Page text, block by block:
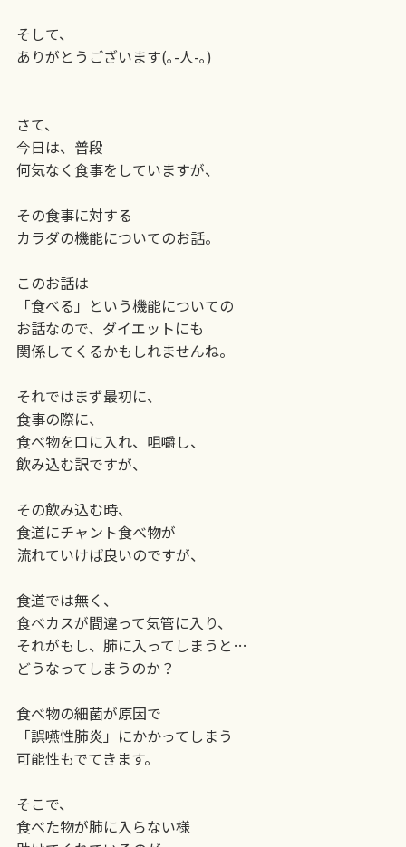
そして、
ありがとうございます(｡-人-｡)
さて、
今日は、普段
何気なく食事をしていますが、
その食事に対する
カラダの機能についてのお話。
このお話は
「食べる」という機能についての
お話なので、ダイエットにも
関係してくるかもしれませんね。
それではまず最初に、
食事の際に、
食べ物を口に入れ、咀嚼し、
飲み込む訳ですが、
その飲み込む時、
食道にチャント食べ物が
流れていけば良いのですが、
食道では無く、
食べカスが間違って気管に入り、
それがもし、肺に入ってしまうと…
どうなってしまうのか？
食べ物の細菌が原因で
「誤嚥性肺炎」にかかってしまう
可能性もでてきます。
そこで、
食べた物が肺に入らない様